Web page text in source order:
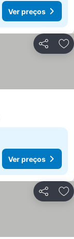
Ver preços
Partilhar
Ver preços
Partilhar